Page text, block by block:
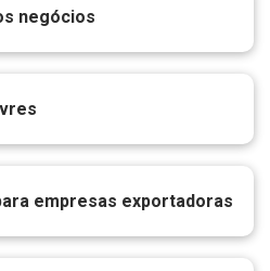
negócios
empresas exportadoras